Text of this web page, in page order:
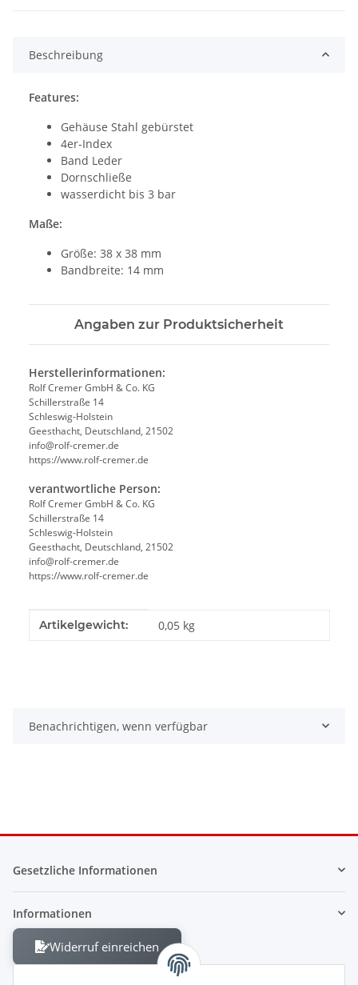
Beschreibung
Features:
Gehäuse Stahl gebürstet
4er-Index
Band Leder
Dornschließe
wasserdicht bis 3 bar
Maße:
Größe: 38 x 38 mm
Bandbreite: 14 mm
Angaben zur Produktsicherheit
Herstellerinformationen:
Rolf Cremer GmbH & Co. KG
Schillerstraße 14
Schleswig-Holstein
Geesthacht, Deutschland, 21502
info@rolf-cremer.de
https://www.rolf-cremer.de
verantwortliche Person:
Rolf Cremer GmbH & Co. KG
Schillerstraße 14
Schleswig-Holstein
Geesthacht, Deutschland, 21502
info@rolf-cremer.de
https://www.rolf-cremer.de
Produkteigenschaft
Wert
Artikelgewicht: 0,05 kg
Benachrichtigen, wenn verfügbar
Gesetzliche Informationen
Informationen
Widerruf einreichen